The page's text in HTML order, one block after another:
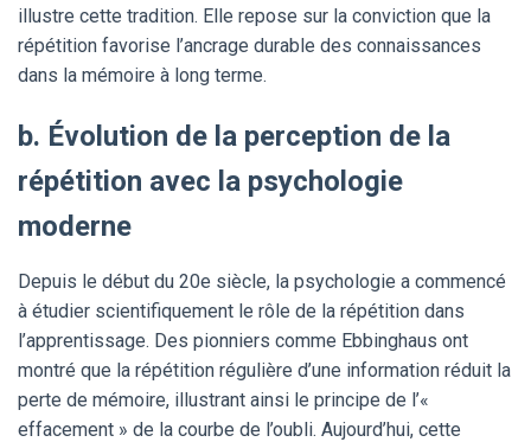
illustre cette tradition. Elle repose sur la conviction que la
répétition favorise l’ancrage durable des connaissances
dans la mémoire à long terme.
b. Évolution de la perception de la
répétition avec la psychologie
moderne
Depuis le début du 20e siècle, la psychologie a commencé
à étudier scientifiquement le rôle de la répétition dans
l’apprentissage. Des pionniers comme Ebbinghaus ont
montré que la répétition régulière d’une information réduit la
perte de mémoire, illustrant ainsi le principe de l’«
effacement » de la courbe de l’oubli. Aujourd’hui, cette